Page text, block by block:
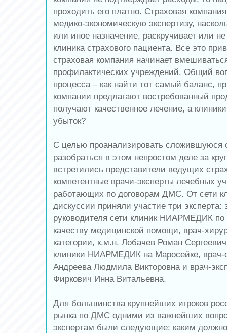
проходить его платно. Страховая
медико-экономическую экспертизу,
или иное назначение, раскручивает или не
клиника страхового пациента. Все это
страховая компания начинает
профилактических учреждений. Общий
процесса – как найти тот самый баланс,
компании предлагают востребованный
получают качественное лечение, а
убыток?
С целью проанализировать сложившуюся
разобраться в этом непростом деле за
встретились представители ведущих
компетентные врачи-эксперты лечебных
работающих по договорам ДМС. От сети
дискуссии приняли участие три эксперта:
руководителя сети клиник НИАРМЕДИК по
качеству медицинской помощи, врач-
категории, к.м.н. Лобачев Роман
клиники НИАРМЕДИК на Маросейке, врач-
Андреева Людмила Викторовна и врач-
Фиркович Инна Витальевна.
Для большинства крупнейших игроков
рынка по ДМС одними из важнейших
экспертам были следующие: каким